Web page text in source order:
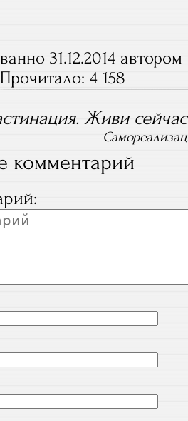
31.12.2014
4 158
Живи
комментарий